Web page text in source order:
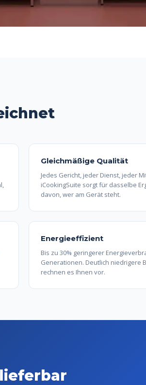
Gleichmäßige Qualität
Jedes Gericht, jeder Dienst, jeder
iCookingSuite sorgt für dasselbe
davon, wer am Gerät steht.
Energieeffizient
Bis zu 30% geringerer
Generationen. Deutlich niedrigere
rechnen es Ihnen vor.